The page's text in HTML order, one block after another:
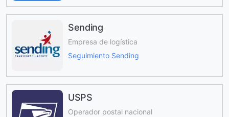
Sending
Empresa de logística
Seguimiento Sending
USPS
Operador postal nacional